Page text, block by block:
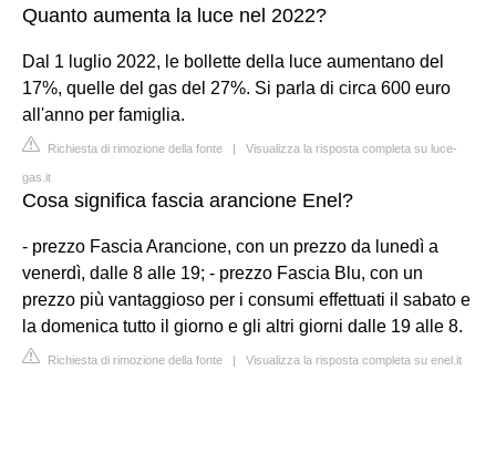
Quanto aumenta la luce nel 2022?
Dal 1 luglio 2022, le bollette della luce aumentano del
17%, quelle del gas del 27%. Si parla di circa 600 euro
all'anno per famiglia.
Richiesta di rimozione della fonte | Visualizza la risposta completa su luce-
gas.it
Cosa significa fascia arancione Enel?
- prezzo Fascia Arancione, con un prezzo da lunedì a
venerdì, dalle 8 alle 19; - prezzo Fascia Blu, con un
prezzo più vantaggioso per i consumi effettuati il sabato e
la domenica tutto il giorno e gli altri giorni dalle 19 alle 8.
Richiesta di rimozione della fonte | Visualizza la risposta completa su enel.it